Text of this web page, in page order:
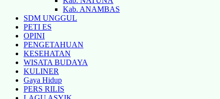
Kab. ANAMBAS
SDM UNGGUL
PETI ES
OPINI
PENGETAHUAN
KESEHATAN
WISATA BUDAYA
KULINER
Gaya Hidup
PERS RILIS